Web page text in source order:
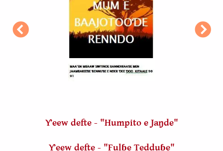
Ƴeew defte - "Humpito e Jaŋde"
Ƴeew defte - "Fulɓe Tedduɓe"